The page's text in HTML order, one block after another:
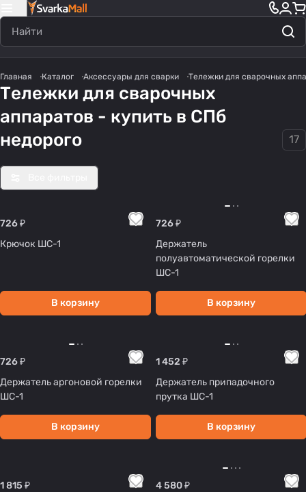
Главная Каталог Аксессуары для сварки Тележки для сварочных
Тележки для сварочных
аппаратов - купить в СПб
недорого
17
726 ₽
Крючок ШС-1
В корзину
726 ₽
Держатель
полуавтоматической горелки
ШС-1
В корзину
726 ₽
Держатель аргоновой горелки
ШС-1
В корзину
1 452 ₽
Держатель припадочного
прутка ШС-1
В корзину
1 815 ₽
4 580 ₽